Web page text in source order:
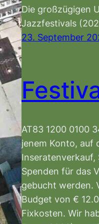
Die großzügigen
Jazzfestivals
23. September
AT83 1200 0100
jenem Konto, auf
Inseratenverkauf,
Spenden für das
gebucht werden.
Budget von €
Fixkosten. Wir